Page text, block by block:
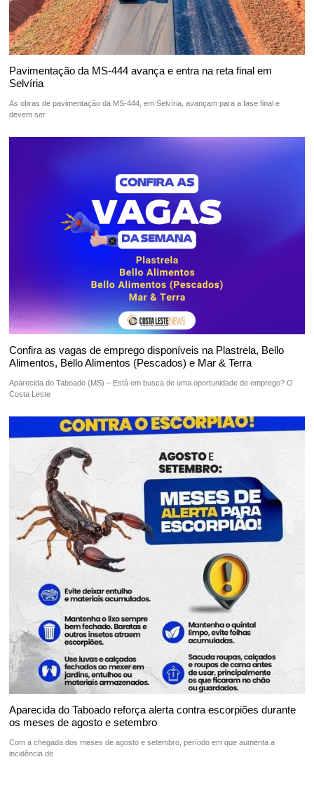
Pavimentação da MS-444 avança e entra na reta final em
Selvíria
As obras de pavimentação da MS-444, em Selvíria, avançam para a fase final e
devem ser
Confira as vagas de emprego disponíveis na Plastrela, Bello
Alimentos, Bello Alimentos (Pescados) e Mar & Terra
Aparecida do Taboado (MS) – Está em busca de uma oportunidade de emprego? O
Costa Leste
Aparecida do Taboado reforça alerta contra escorpiões durante
os meses de agosto e setembro
Com a chegada dos meses de agosto e setembro, período em que aumenta a
incidência de